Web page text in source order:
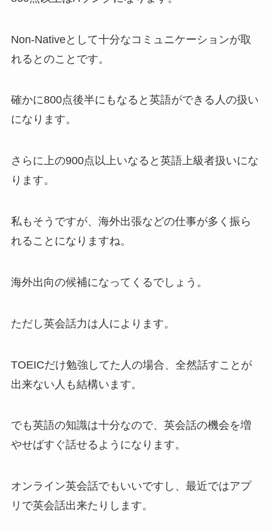
Non-Nativeとして十分なコミュニケーションが取
れるとのことです。
確かに800点後半にもなると英語ができる人の扱い
になります。
さらに上の900点以上いなると英語上級者扱いにな
ります。
私もそうですが、海外出張などの仕事が多く振ら
れることになりますね。
海外出向の候補になってくるでしょう。
ただし英会話力は人によります。
TOEICだけ勉強してた人の場合、全然話すことが
出来ない人も結構います。
でも英語の知識は十分なので、英会話の機会を増
やせばすぐ話せるようになります。
オンライン英会話でもいいですし、最近ではアプ
リで英会話出来たりします。